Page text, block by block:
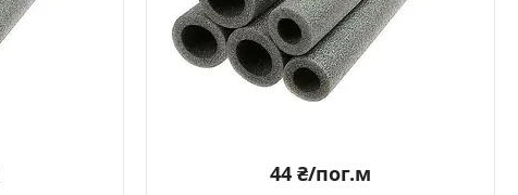
44 ₴/пог.м